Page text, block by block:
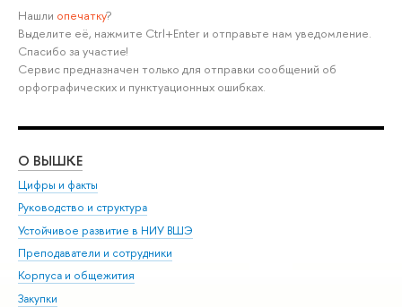
Нашли опечатку?
Выделите её, нажмите Ctrl+Enter и отправьте нам уведомление.
Спасибо за участие!
Сервис предназначен только для отправки сообщений об
орфографических и пунктуационных ошибках.
О ВЫШКЕ
Цифры и факты
Руководство и структура
Устойчивое развитие в НИУ ВШЭ
Преподаватели и сотрудники
Корпуса и общежития
Закупки